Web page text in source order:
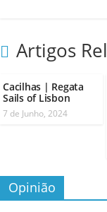
Artigos
Cacilhas | Regata
Sails of Lisbon
7 de Junho, 2024
Opinião